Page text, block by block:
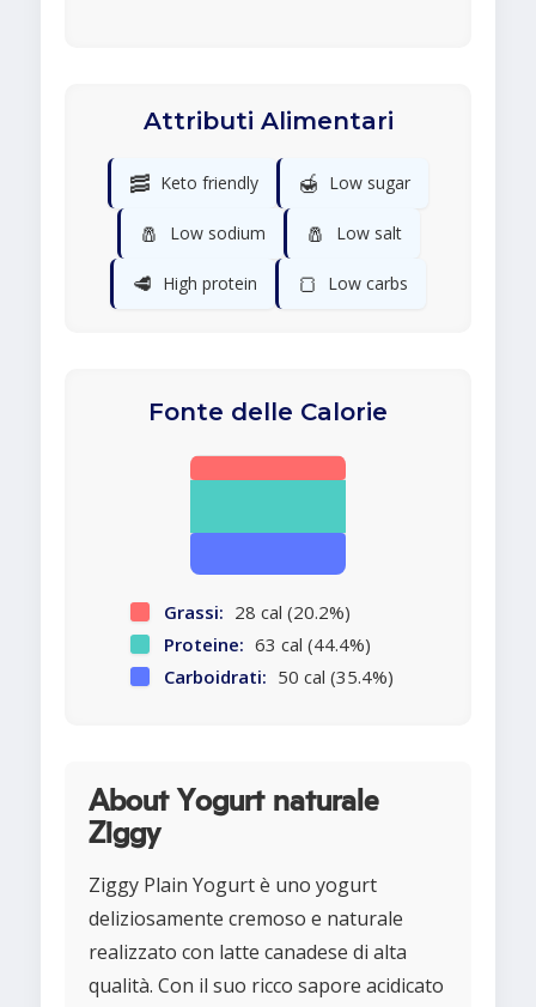
Attributi Alimentari
🥓 Keto friendly 🍯 Low sugar
🧂 Low sodium 🧂 Low salt
🥩 High protein 🍞 Low carbs
Fonte delle Calorie
Grassi: 28 cal (20.2%)
Proteine: 63 cal (44.4%)
Carboidrati: 50 cal (35.4%)
About Yogurt naturale
Ziggy
Ziggy Plain Yogurt è uno yogurt
deliziosamente cremoso e naturale
realizzato con latte canadese di alta
qualità. Con il suo ricco sapore acidicato